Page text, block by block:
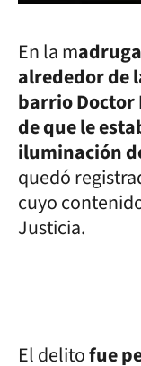
En la m
alrededor de
barrio Doctor
de que le
iluminación
quedó
cuyo
Justicia.
El delitofue